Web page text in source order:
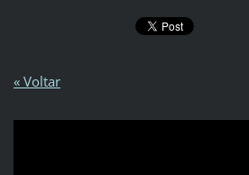
« Voltar